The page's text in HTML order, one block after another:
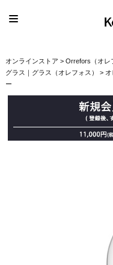
オンラインストア > Orrefors（オレ
グラス｜グラス（オレフォス）
>
ー